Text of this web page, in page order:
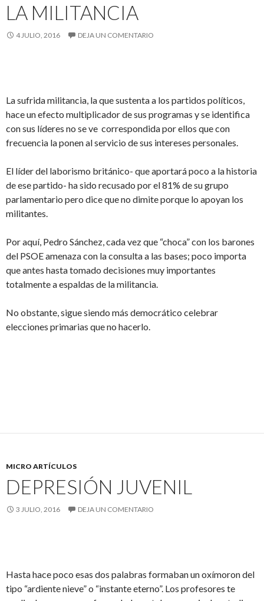
LA MILITANCIA
4 JULIO, 2016 DEJA UN COMENTARIO
La sufrida militancia, la que sustenta a los partidos políticos,
hace un efecto multiplicador de sus programas y se identifica
con sus líderes no se ve correspondida por ellos que con
frecuencia la ponen al servicio de sus intereses personales.
El líder del laborismo británico- que aportará poco a la historia
de ese partido- ha sido recusado por el 81% de su grupo
parlamentario pero dice que no dimite porque lo apoyan los
militantes.
Por aquí, Pedro Sánchez, cada vez que “choca” con los barones
del PSOE amenaza con la consulta a las bases; poco importa
que antes hasta tomado decisiones muy importantes
totalmente a espaldas de la militancia.
No obstante, sigue siendo más democrático celebrar
elecciones primarias que no hacerlo.
MICRO ARTÍCULOS
DEPRESIÓN JUVENIL
3 JULIO, 2016 DEJA UN COMENTARIO
Hasta hace poco esas dos palabras formaban un oxímoron del
tipo “ardiente nieve” o “instante eterno”. Los profesores te